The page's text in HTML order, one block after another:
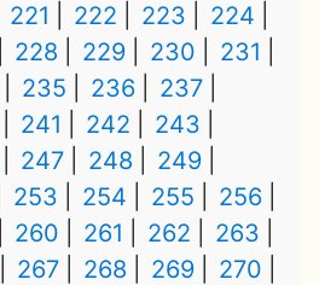
221 222 223
224
228 229 230
231
235 236
237
241 242
243
247 248
249
253 254 255
256
260 261 262
263
267 268 269
270